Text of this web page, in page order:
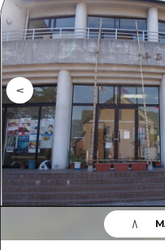
特辑
列表
推荐
艺术
活动·庙会
美食·酒水
骑自行车
购物
运动
示范行程
列表
广岛随意旅行
广岛市内
安艺
答对了
探索
列表
广岛市内
安艺
答對了
美北
活动
应时信息
有用的信息
列表